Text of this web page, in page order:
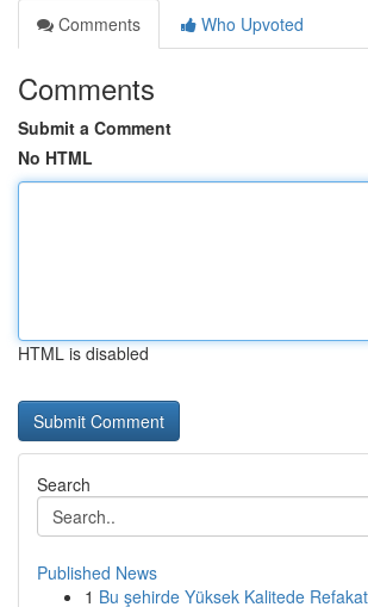
Comments
Who Upvoted
Comments
Submit a Comment
No HTML
HTML is disabled
Search
Published News
1 Bu şehirde Yüksek Kalitede